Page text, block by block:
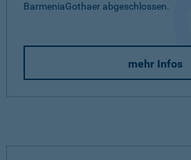
BarmeniaGothaer abgeschlossen.
mehr Infos